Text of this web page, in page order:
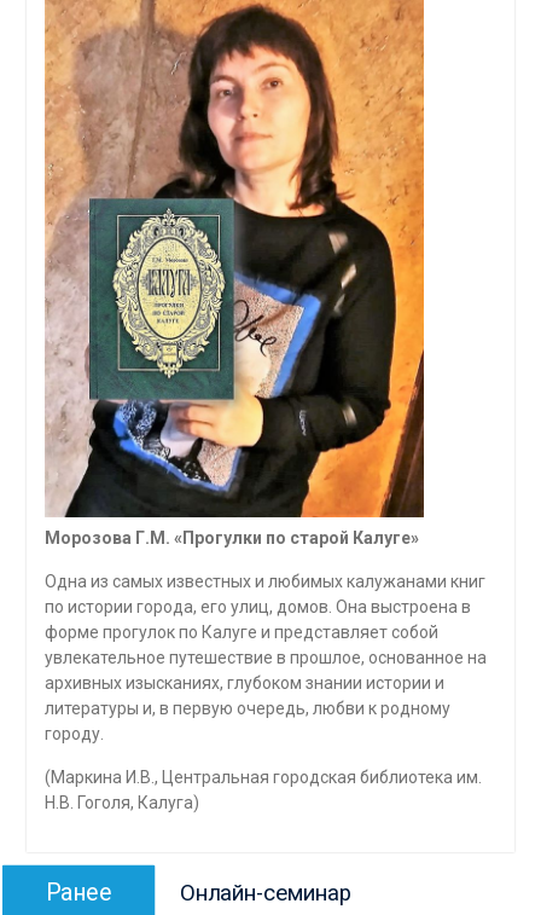
Морозова Г.М. «Прогулки по старой Калуге»
Одна из самых известных и любимых калужанами книг
по истории города, его улиц, домов. Она выстроена в
форме прогулок по Калуге и представляет собой
увлекательное путешествие в прошлое, основанное на
архивных изысканиях, глубоком знании истории и
литературы и, в первую очередь, любви к родному
городу.
(Маркина И.В., Центральная городская библиотека им.
Н.В. Гоголя, Калуга)
Навигация
Ранее Предыдущая
запись:
Онлайн-семинар